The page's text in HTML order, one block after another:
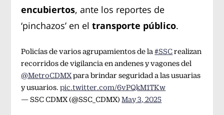
encubiertos, ante los reportes de
‘pinchazos’ en eltransporte público.
Policías de varios agrupamientos de la#SSCrealizan
recorridos de vigilancia en andenes y vagones del
@MetroCDMXpara brindar seguridad a las usuarias
y usuarios.pic.twitter.com/6vPQkM1TKw
— SSC CDMX (@SSC_CDMX)May 3, 2025